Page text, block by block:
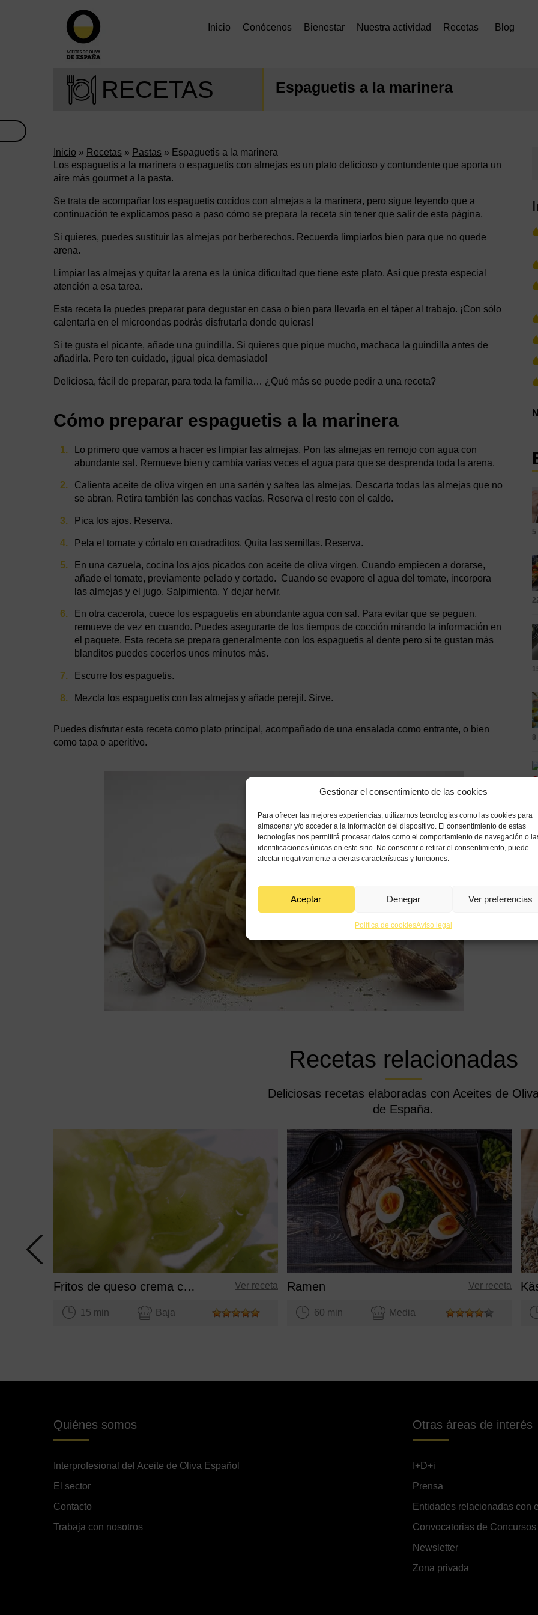
Gestionar el consentimiento de las cookies
Para ofrecer las mejores experiencias, utilizamos tecnologías como las cookies para
almacenar y/o acceder a la información del dispositivo. El consentimiento de estas
tecnologías nos permitirá procesar datos como el comportamiento de navegación o
identificaciones únicas en este sitio. No consentir o retirar el consentimiento, puede
afectar negativamente a ciertas características y funciones.
Aceptar Denegar Ver preferencias
Política de cookiesAviso legal
Inicio Conócenos Bienestar Nuestra actividad Recetas Blog
RECETAS Espaguetis a la marinera
Inicio » Recetas » Pastas » Espaguetis a la marinera
Los espaguetis a la marinera o espaguetis con almejas es un plato delicioso y contundente que aporta un
aire más gourmet a la pasta.
Se trata de acompañar los espaguetis cocidos con almejas a la marinera, pero sigue leyendo que a
continuación te explicamos paso a paso cómo se prepara la receta sin tener que salir de esta página.
Si quieres, puedes sustituir las almejas por berberechos. Recuerda limpiarlos bien para que no quede
arena.
Limpiar las almejas y quitar la arena es la única dificultad que tiene este plato. Así que presta especial
atención a esa tarea.
Esta receta la puedes preparar para degustar en casa o bien para llevarla en el táper al trabajo. ¡Con sólo
calentarla en el microondas podrás disfrutarla donde quieras!
Si te gusta el picante, añade una guindilla. Si quieres que pique mucho, machaca la guindilla antes de
añadirla. Pero ten cuidado, ¡igual pica demasiado!
Deliciosa, fácil de preparar, para toda la familia… ¿Qué más se puede pedir a una receta?
Cómo preparar espaguetis a la marinera
Lo primero que vamos a hacer es limpiar las almejas. Pon las almejas en remojo con agua con
abundante sal. Remueve bien y cambia varias veces el agua para que se desprenda toda la arena.
Calienta aceite de oliva virgen en una sartén y saltea las almejas. Descarta todas las almejas que no
se abran. Retira también las conchas vacías. Reserva el resto con el caldo.
Pica los ajos. Reserva.
Pela el tomate y córtalo en cuadraditos. Quita las semillas. Reserva.
En una cazuela, cocina los ajos picados con aceite de oliva virgen. Cuando empiecen a dorarse,
añade el tomate, previamente pelado y cortado. Cuando se evapore el agua del tomate, incorpora
las almejas y el jugo. Salpimienta. Y dejar hervir.
En otra cacerola, cuece los espaguetis en abundante agua con sal. Para evitar que se peguen,
remueve de vez en cuando. Puedes asegurarte de los tiempos de cocción mirando la información en
el paquete. Esta receta se prepara generalmente con los espaguetis al dente pero si te gustan más
blanditos puedes cocerlos unos minutos más.
Escurre los espaguetis.
Mezcla los espaguetis con las almejas y añade perejil. Sirve.
Puedes disfrutar esta receta como plato principal, acompañado de una ensalada como entrante, o bien
como tapa o aperitivo.
5
Recetas relacionadas
Deliciosas recetas elaboradas con Aceites de
de España.
Fritos de queso crema con aceite de cilantro Ver receta
15 min Baja
Ramen Ver receta
60 min Media
Quiénes somos
Interprofesional del Aceite de Oliva Español
El sector
Contacto
Trabaja con nosotros
Otras áreas de interés
I+D+i
Prensa
Entidades relacionadas con
Convocatorias de Concursos
Newsletter
Zona privada